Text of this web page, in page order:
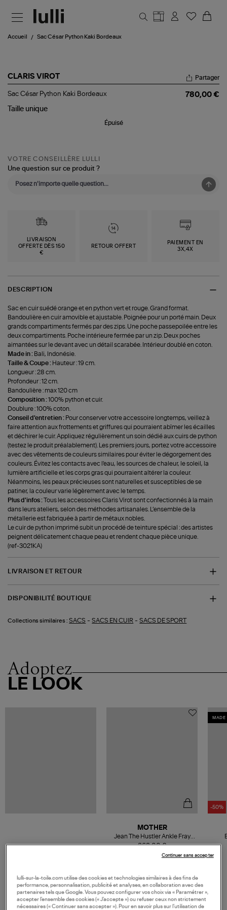
Accueil Sac César Python Kaki Bordeaux
CLARIS VIROT
Sac
Python
Partager
Sac César Python Kaki Bordeaux
780,00 €
Taille unique
Épuisé
VOTRE CONSEILLÈRE LULLI
Une question sur ce produit ?
LIVRAISON
OFFERTE DÈS 150
€
RETOUR OFFERT
PAIEMENT EN
3X,4X
DESCRIPTION
Sac en cuir suédé orange et en python vert et rouge. Grand format.
Bandoulière en cuir amovible et ajustable. Poignée pour un porté main. Deux
grands compartiments fermés par des zips. Une poche passepoilée entre les
deux compartiments. Poche intérieure fermée par un zip. Deux poches
aimantées sur le devant avec un détail scarabée. Intérieur doublé en coton.
Made in : Bali, Indonésie.
Taille & Coupe : Hauteur : 19 cm.
Longueur : 28 cm.
Profondeur : 12 cm.
Bandoulière : max 120 cm
Composition :100% python et cuir.
Doublure : 100% coton.
Conseil d'entretien : Pour conserver votre accessoire longtemps, veillez à
faire attention aux frottements et griffures qui pourraient abîmer les écailles
et déchirer le cuir. Appliquez régulièrement un soin dédié aux cuirs de python
(testez le produit préalablement). Les premiers jours, portez votre accessoire
avec des vêtements de couleurs similaires pour éviter le dégorgement des
couleurs. Évitez les contacts avec l'eau, les sources de chaleur, le soleil, la
lumière artificielle et les corps gras qui pourraient altérer la couleur.
Néanmoins, les peaux précieuses sont naturelles et susceptibles de se
patiner, la couleur varie légèrement avec le temps.
Plus d'infos :Tous les accessoires Claris Virot sont confectionnés à la main
dans leurs ateliers, selon des méthodes artisanales. L’ensemble de la
métallerie est fabriquée à partir de métaux nobles.
Le cuir de python imprimé subit un procédé de teinture spécial : des artistes
peignent délicatement chaque peau et rendent chaque pièce unique.
(ref-3021KA)
LIVRAISON ET RETOUR
DISPONIBILITÉ BOUTIQUE
Collections similaires : SACS -SACS EN CUIR -SACS DE SPORT
Adoptez
LE LOOK
368,00 €
MOTHER
Jean The Hustler Ankle Fray
Healing Jar Bleu
MADE
-50%
VOS DERNIERS PRODUITS VUS
lulli-sur-la-toile.com utilise des cookies et technologies similaires à des fins de
performance, personnalisation, publicité et analyses, en collaboration avec des
partenaires tels que Google. Vous pouvez configurer vos choix via « Paramétrer »,
accepter l’ensemble des cookies (« J’accepte ») ou refuser ceux non strictement
nécessaires (« Continuer sans accepter »). Pour en savoir plus sur l’utilisation de
Continuer sans accepter